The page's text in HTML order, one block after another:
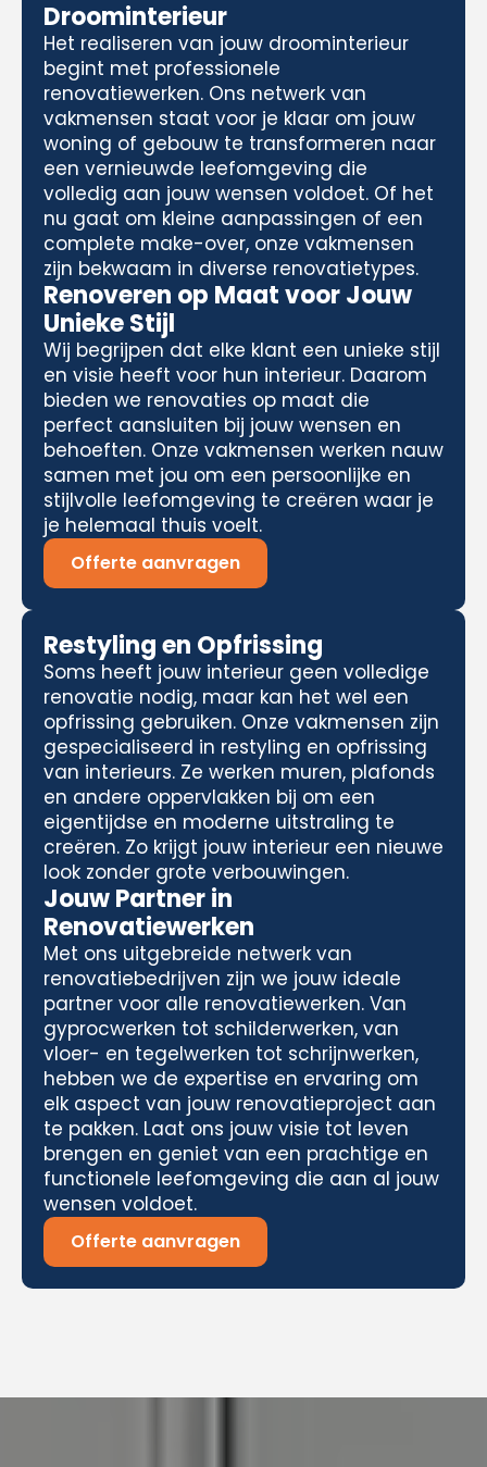
Droominterieur
Het realiseren van jouw droominterieur
begint met professionele
renovatiewerken. Ons netwerk van
vakmensen staat voor je klaar om jouw
woning of gebouw te transformeren naar
een vernieuwde leefomgeving die
volledig aan jouw wensen voldoet. Of het
nu gaat om kleine aanpassingen of een
complete make-over, onze vakmensen
zijn bekwaam in diverse renovatietypes.
Renoveren op Maat voor Jouw
Unieke Stijl
Wij begrijpen dat elke klant een unieke stijl
en visie heeft voor hun interieur. Daarom
bieden we renovaties op maat die
perfect aansluiten bij jouw wensen en
behoeften. Onze vakmensen werken nauw
samen met jou om een persoonlijke en
stijlvolle leefomgeving te creëren waar je
je helemaal thuis voelt.
Offerte aanvragen
Restyling en Opfrissing
Soms heeft jouw interieur geen volledige
renovatie nodig, maar kan het wel een
opfrissing gebruiken. Onze vakmensen zijn
gespecialiseerd in restyling en opfrissing
van interieurs. Ze werken muren, plafonds
en andere oppervlakken bij om een
eigentijdse en moderne uitstraling te
creëren. Zo krijgt jouw interieur een nieuwe
look zonder grote verbouwingen.
Jouw Partner in
Renovatiewerken
Met ons uitgebreide netwerk van
renovatiebedrijven zijn we jouw ideale
partner voor alle renovatiewerken. Van
gyprocwerken tot schilderwerken, van
vloer- en tegelwerken tot schrijnwerken,
hebben we de expertise en ervaring om
elk aspect van jouw renovatieproject aan
te pakken. Laat ons jouw visie tot leven
brengen en geniet van een prachtige en
functionele leefomgeving die aan al jouw
wensen voldoet.
Offerte aanvragen